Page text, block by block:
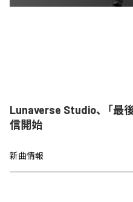
Lunaverse Studio、「最
信開始
新曲情報